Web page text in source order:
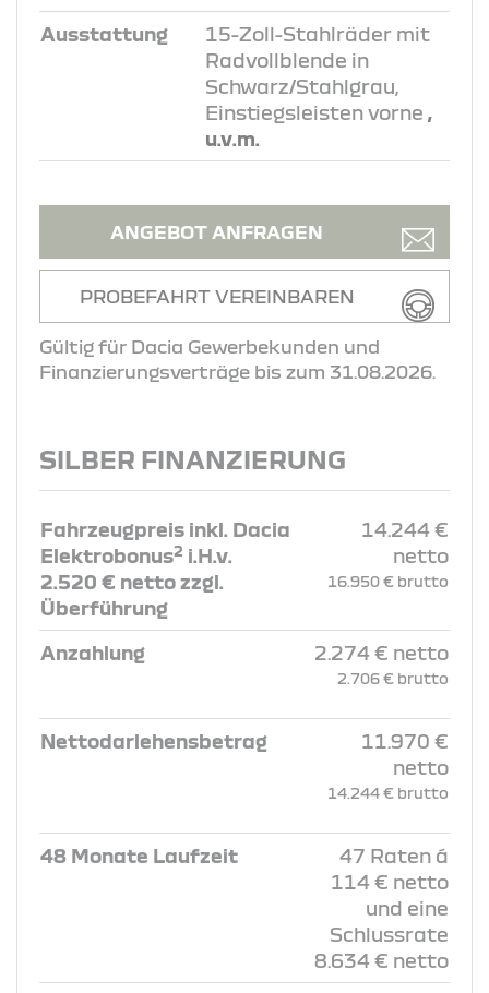
Ausstattung
15-Zoll-Stahlräder mit
Radvollblende in
Schwarz/Stahlgrau,
Einstiegsleisten vorne ,
u.v.m.
ANGEBOT ANFRAGEN
PROBEFAHRT VEREINBAREN
Gültig für Dacia Gewerbekunden und
Finanzierungsverträge bis zum 31.08.2026.
SILBER FINANZIERUNG
Fahrzeugpreis inkl. Dacia
Elektrobonus2 i.H.v.
2.520 € netto zzgl.
Überführung
14.244 €
netto
16.950 € brutto
Anzahlung 2.274 € netto
2.706 € brutto
Nettodarlehensbetrag
11.970 €
netto
14.244 € brutto
48 Monate Laufzeit
47 Raten á
114 € netto
und eine
Schlussrate
8.634 € netto